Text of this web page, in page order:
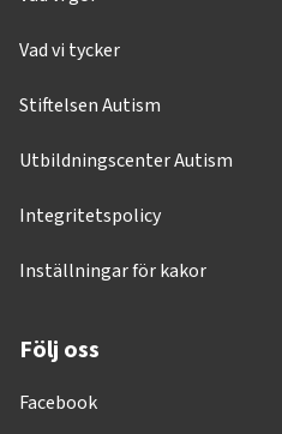
Vad vi tycker
Stiftelsen Autism
Utbildningscenter Autism
Integritetspolicy
Inställningar för kakor
Följ oss
Facebook